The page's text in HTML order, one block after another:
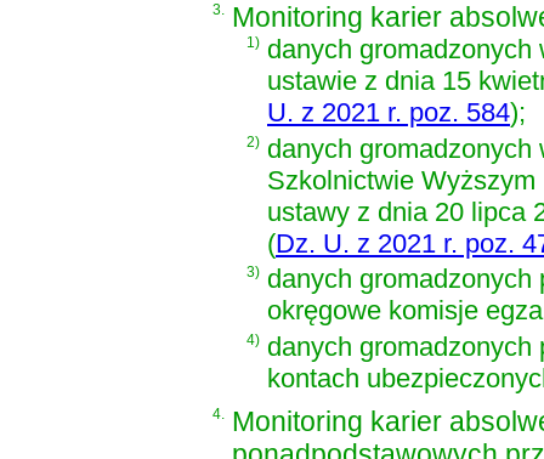
3. Monitoring karier
1) danych
ustawie z dnia 15
U. z 2021 r. poz. 584);
2) danych
Szkolnictwie
ustawy z dnia 20 lipca
(Dz. U. z 2021 r. poz.
3) danych gromadzonych
okręgowe komisje
4) danych gromadzonych
kontach
4. Monitoring karier